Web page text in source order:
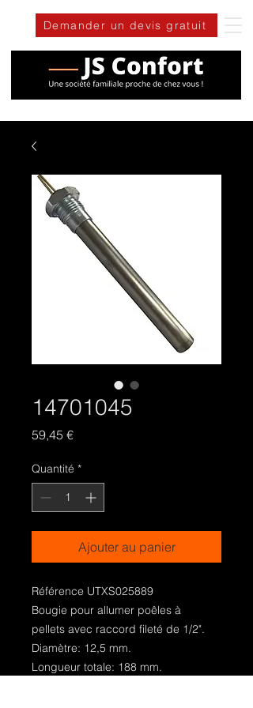
Demander un devis gratuit
14701045
59,45 €Prix
Quantité *
Ajouter au panier
Référence UTXS025889
Bougie pour allumer poêles à
pellets avec raccord fileté de 1/2".
Diamètre: 12,5 mm.
Longueur totale: 188 mm.